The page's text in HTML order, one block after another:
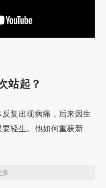
站起？
复出现病痛，后来因生
轻生。他如何重获新
多